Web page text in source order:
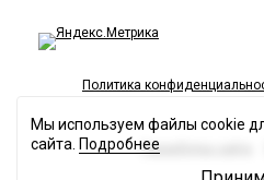
Политика
Разработка сайта
Мы используем файлы cookie
сайта. Подробнее